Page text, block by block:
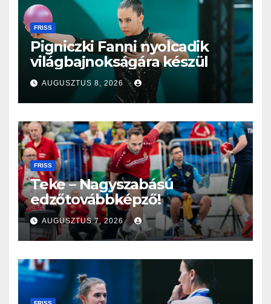
FRISS
Pigniczki Fanni nyolcadik
világbajnokságára készül
AUGUSZTUS 8, 2026
FRISS
Teke – Nagyszabású
edzőtovábbképző!
AUGUSZTUS 7, 2026